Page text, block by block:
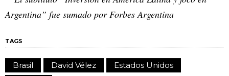
Argentina” fue sumado por Forbes Argentina
TAGS
Brasil David Vélez
Estados Unidos